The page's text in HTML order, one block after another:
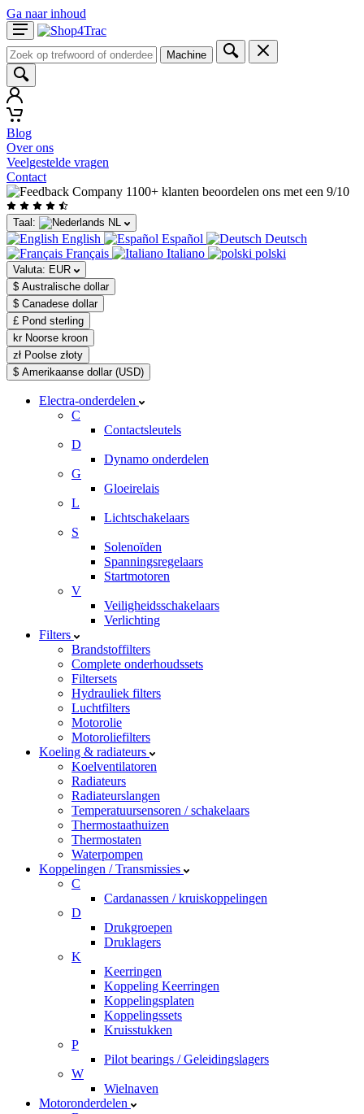
Ga naar inhoud
Machine
Blog
Over ons
Veelgestelde vragen
Contact
1100+ klanten beoordelen ons met een 9/10
Taal: NL
English Español
Deutsch
Français
Italiano polski
Valuta: EUR
$ Australische dollar
$ Canadese dollar
£ Pond sterling
kr Noorse kroon
zł Poolse złoty
$ Amerikaanse dollar (USD)
Electra-onderdelen
C
Contactsleutels
D
Dynamo onderdelen
G
Gloeirelais
L
Lichtschakelaars
S
Solenoïden
Spanningsregelaars
Startmotoren
V
Veiligheidsschakelaars
Verlichting
Filters
Brandstoffilters
Complete onderhoudssets
Filtersets
Hydrauliek filters
Luchtfilters
Motorolie
Motoroliefilters
Koeling & radiateurs
Koelventilatoren
Radiateurs
Radiateurslangen
Temperatuursensoren / schakelaars
Thermostaathuizen
Thermostaten
Waterpompen
Koppelingen / Transmissies
C
Cardanassen / kruiskoppelingen
D
Drukgroepen
Druklagers
K
Keerringen
Koppeling Keerringen
Koppelingsplaten
Koppelingssets
Kruisstukken
P
Pilot bearings / Geleidingslagers
W
Wielnaven
Motoronderdelen